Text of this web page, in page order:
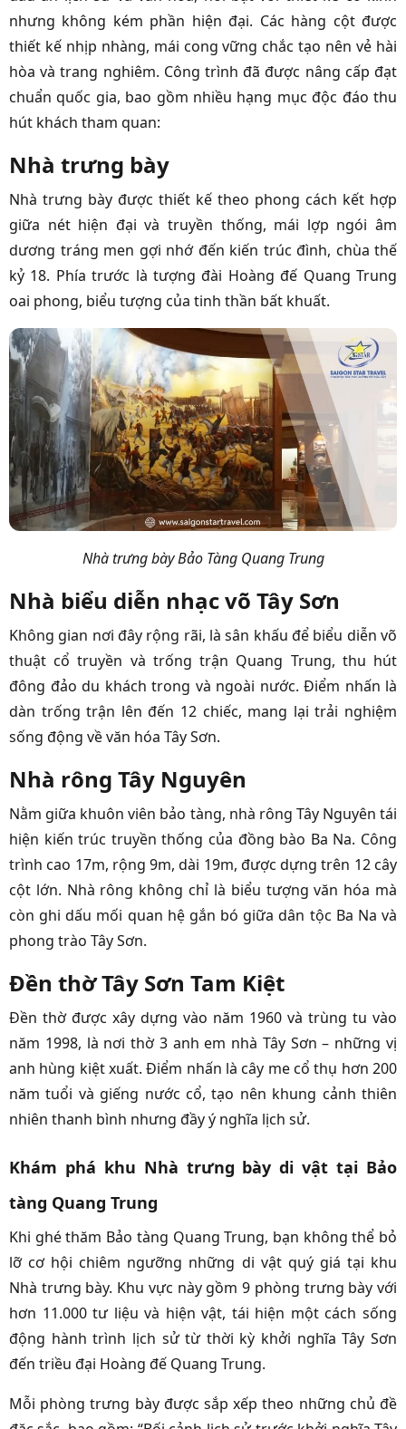
nhưng không kém phần hiện đại. Các hàng cột được
thiết kế nhịp nhàng, mái cong vững chắc tạo nên vẻ hài
hòa và trang nghiêm. Công trình đã được nâng cấp đạt
chuẩn quốc gia, bao gồm nhiều hạng mục độc đáo thu
hút khách tham quan:
Nhà trưng bày
Nhà trưng bày được thiết kế theo phong cách kết hợp
giữa nét hiện đại và truyền thống, mái lợp ngói âm
dương tráng men gợi nhớ đến kiến trúc đình, chùa thế
kỷ 18. Phía trước là tượng đài Hoàng đế Quang Trung
oai phong, biểu tượng của tinh thần bất khuất.
Nhà trưng bày Bảo Tàng Quang Trung
Nhà biểu diễn nhạc võ Tây Sơn
Không gian nơi đây rộng rãi, là sân khấu để biểu diễn võ
thuật cổ truyền và trống trận Quang Trung, thu hút
đông đảo du khách trong và ngoài nước. Điểm nhấn là
dàn trống trận lên đến 12 chiếc, mang lại trải nghiệm
sống động về văn hóa Tây Sơn.
Nhà rông Tây Nguyên
Nằm giữa khuôn viên bảo tàng, nhà rông Tây Nguyên tái
hiện kiến trúc truyền thống của đồng bào Ba Na. Công
trình cao 17m, rộng 9m, dài 19m, được dựng trên 12 cây
cột lớn. Nhà rông không chỉ là biểu tượng văn hóa mà
còn ghi dấu mối quan hệ gắn bó giữa dân tộc Ba Na và
phong trào Tây Sơn.
Đền thờ Tây Sơn Tam Kiệt
Đền thờ được xây dựng vào năm 1960 và trùng tu vào
năm 1998, là nơi thờ 3 anh em nhà Tây Sơn – những vị
anh hùng kiệt xuất. Điểm nhấn là cây me cổ thụ hơn 200
năm tuổi và giếng nước cổ, tạo nên khung cảnh thiên
nhiên thanh bình nhưng đầy ý nghĩa lịch sử.
Khám phá khu Nhà trưng bày di vật tại Bảo
tàng Quang Trung
Khi ghé thăm Bảo tàng Quang Trung, bạn không thể bỏ
lỡ cơ hội chiêm ngưỡng những di vật quý giá tại khu
Nhà trưng bày. Khu vực này gồm 9 phòng trưng bày với
hơn 11.000 tư liệu và hiện vật, tái hiện một cách sống
động hành trình lịch sử từ thời kỳ khởi nghĩa Tây Sơn
đến triều đại Hoàng đế Quang Trung.
Mỗi phòng trưng bày được sắp xếp theo những chủ đề